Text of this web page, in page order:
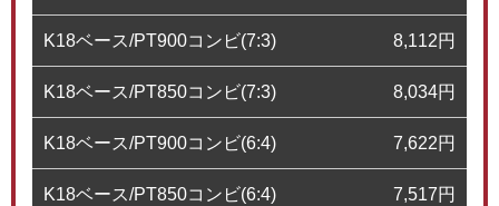
K18ベース/PT900コンビ(7:3) 8,112円
K18ベース/PT850コンビ(7:3) 8,034円
K18ベース/PT900コンビ(6:4) 7,622円
K18ベース/PT850コンビ(6:4) 7,517円